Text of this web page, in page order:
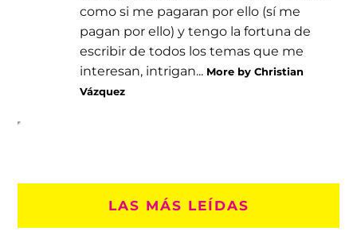
como si me pagaran por ello (sí me
pagan por ello) y tengo la fortuna de
escribir de todos los temas que me
interesan, intrigan... More by Christian
Vázquez
LAS MÁS LEÍDAS